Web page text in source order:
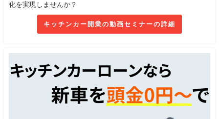
化を実現しませんか？
キッチンカー開業の動画セミナーの詳細